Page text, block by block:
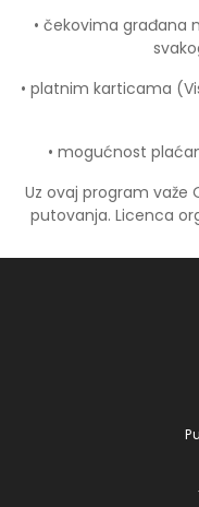
• čekovima građana
• platnim karticama
• mogućnost
Uz ovaj program važe
putovanja. Licenca